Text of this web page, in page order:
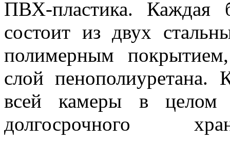
ПВХ-пластика. Каждая
состоит из двух
полимерным
слой пенополиуретана.
всей камеры в целом
долгосрочного